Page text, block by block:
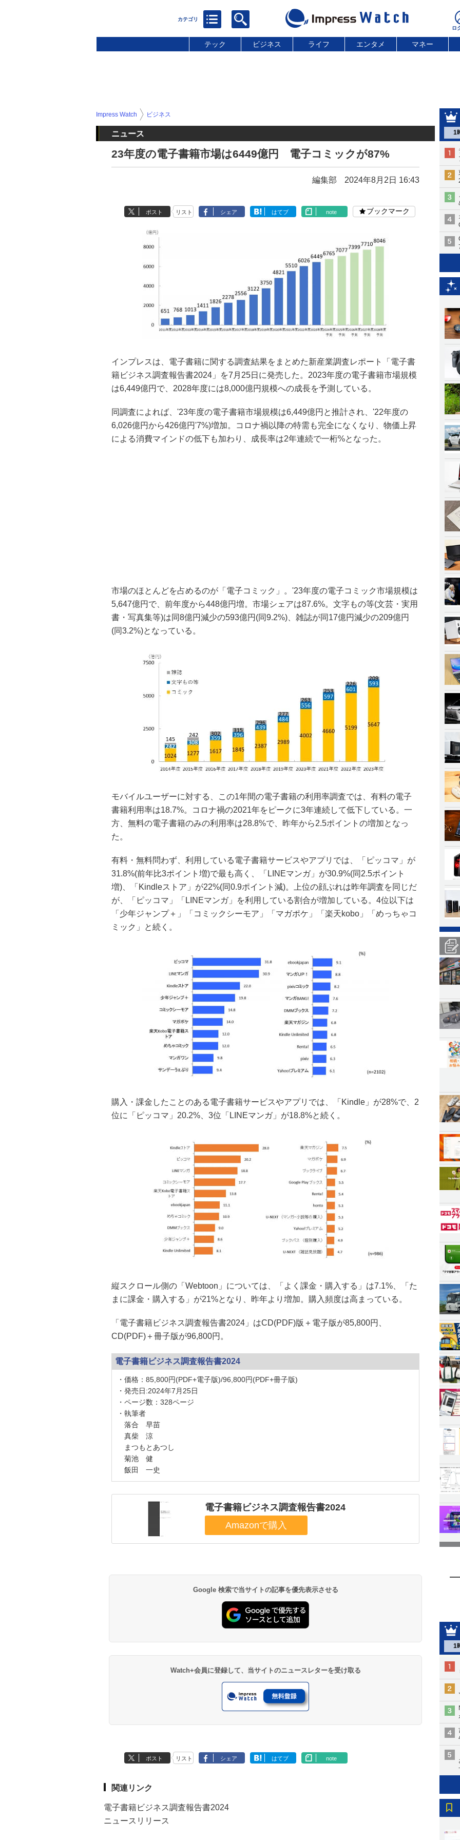
テック ビジネス ライフ エンタメ マネー
1
1
Impress Watch ビジネス
ニュース
23年度の電子書籍市場は6449億円 電子コミックが87%
編集部 2024年8月2日 16:43
ポスト リスト シェア はてブ note ブックマーク
インプレスは、電子書籍に関する調査結果をまとめた新産業調査レポート「電子書
籍ビジネス調査報告書2024」を7月25日に発売した。2023年度の電子書籍市場規模
は6,449億円で、2028年度には8,000億円規模への成長を予測している。
同調査によれば、'23年度の電子書籍市場規模は6,449億円と推計され、'22年度の
6,026億円から426億円'7%)増加。コロナ禍以降の特需も完全になくなり、物価上昇
による消費マインドの低下も加わり、成長率は2年連続で一桁%となった。
市場のほとんどを占めるのが「電子コミック」。'23年度の電子コミック市場規模は
5,647億円で、前年度から448億円増。市場シェアは87.6%。文字もの等(文芸・実用
書・写真集等)は同8億円減少の593億円(同9.2%)、雑誌が同17億円減少の209億円
(同3.2%)となっている。
モバイルユーザーに対する、この1年間の電子書籍の利用率調査では、有料の電子
書籍利用率は18.7%。コロナ禍の2021年をピークに3年連続して低下している。一
方、無料の電子書籍のみの利用率は28.8%で、昨年から2.5ポイントの増加となっ
た。
有料・無料問わず、利用している電子書籍サービスやアプリでは、「ピッコマ」が
31.8%(前年比3ポイント増)で最も高く、「LINEマンガ」が30.9%(同2.5ポイント
増)、「Kindleストア」が22%(同0.9ポイント減)。上位の顔ぶれは昨年調査を同じだ
が、「ピッコマ」「LINEマンガ」を利用している割合が増加している。4位以下は
「少年ジャンプ＋」「コミックシーモア」「マガポケ」「楽天kobo」「めっちゃコ
ミック」と続く。
購入・課金したことのある電子書籍サービスやアプリでは、「Kindle」が28%で、2
位に「ピッコマ」20.2%、3位「LINEマンガ」が18.8%と続く。
縦スクロール側の「Webtoon」については、「よく課金・購入する」は7.1%、「た
まに課金・購入する」が21%となり、昨年より増加。購入頻度は高まっている。
「電子書籍ビジネス調査報告書2024」はCD(PDF)版＋電子版が85,800円、
CD(PDF)＋冊子版が96,800円。
電子書籍ビジネス調査報告書2024
・価格：85,800円(PDF+電子版)/96,800円(PDF+冊子版)
・発売日:2024年7月25日
・ページ数：328ページ
・執筆者
落合 早苗
真柴 涼
まつもとあつし
菊池 健
飯田 一史
電子書籍ビジネス調査報告書2024
Google 検索で当サイトの記事を優先表示させる
Watch+会員に登録して、当サイトのニュースレターを受け取る
ポスト リスト シェア はてブ note
関連リンク
電子書籍ビジネス調査報告書2024
ニュースリリース